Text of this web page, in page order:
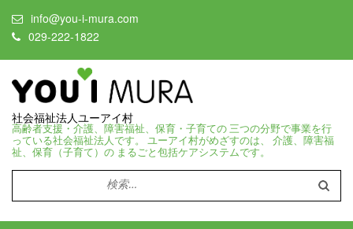
info@you-i-mura.com
029-222-1822
社会福祉法人ユーアイ村
高齢者支援・介護、障害福祉、保育・子育ての 三つの分野で事業を行
っている社会福祉法人です。 ユーアイ村がめざすのは、 介護、障害福
祉、保育（子育て）の まるごと包括ケアシステムです。
検
索: